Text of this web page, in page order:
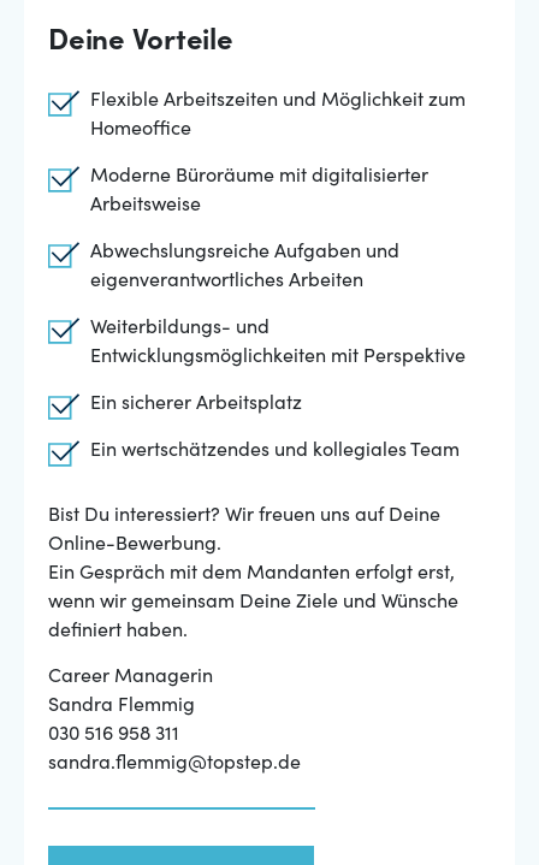
Deine Vorteile
Flexible Arbeitszeiten und Möglichkeit zum
Homeoffice
Moderne Büroräume mit digitalisierter
Arbeitsweise
Abwechslungsreiche Aufgaben und
eigenverantwortliches Arbeiten
Weiterbildungs- und
Entwicklungsmöglichkeiten mit Perspektive
Ein sicherer Arbeitsplatz
Ein wertschätzendes und kollegiales Team
Bist Du interessiert? Wir freuen uns auf Deine
Online-Bewerbung.
Ein Gespräch mit dem Mandanten erfolgt erst,
wenn wir gemeinsam Deine Ziele und Wünsche
definiert haben.
Career Managerin
Sandra Flemmig
030 516 958 311
sandra.flemmig@topstep.de